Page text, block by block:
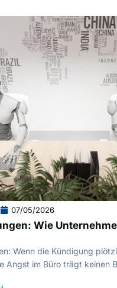
07/05/2026
Wie
Wenn die Kündigung
Angst im Büro trägt keinen